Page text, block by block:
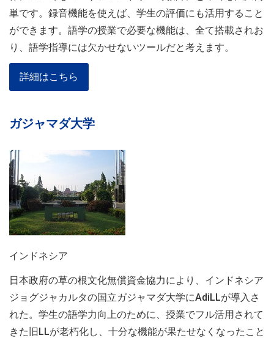
単です。録音機能を使えば、学生の評価にも活用すること
ができます。語学の授業で必要な機能は、全て搭載されお
り、語学指導には欠かせないツールだと考えます。
詳細はこちら
ガジャマダ大学
インドネシア
日本政府の草の根文化無償資金協力により、インドネシア
ジョグジャカルタの国立ガジャマダ大学にAdiLLが導入さ
れた。学生の語学力向上のために、授業でフル活用されて
きた旧LLが老朽化し、十分な機能が果たせなくなったこと